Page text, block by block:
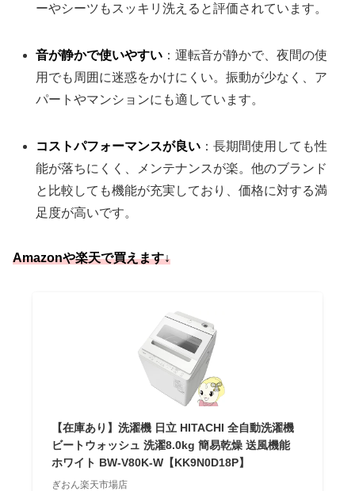
ーやシーツもスッキリ洗えると評価されています。
音が静かで使いやすい ：運転音が静かで、夜間の使
用でも周囲に迷惑をかけにくい。振動が少なく、ア
パートやマンションにも適しています。
コストパフォーマンスが良い ：長期間使用しても性
能が落ちにくく、メンテナンスが楽。他のブランド
と比較しても機能が充実しており、価格に対する満
足度が高いです。
Amazonや楽天で買えます↓
【在庫あり】洗濯機 日立 HITACHI 全自動洗濯機
ビートウォッシュ 洗濯8.0kg 簡易乾燥 送風機能
ホワイト BW-V80K-W【KK9N0D18P】
ぎおん楽天市場店